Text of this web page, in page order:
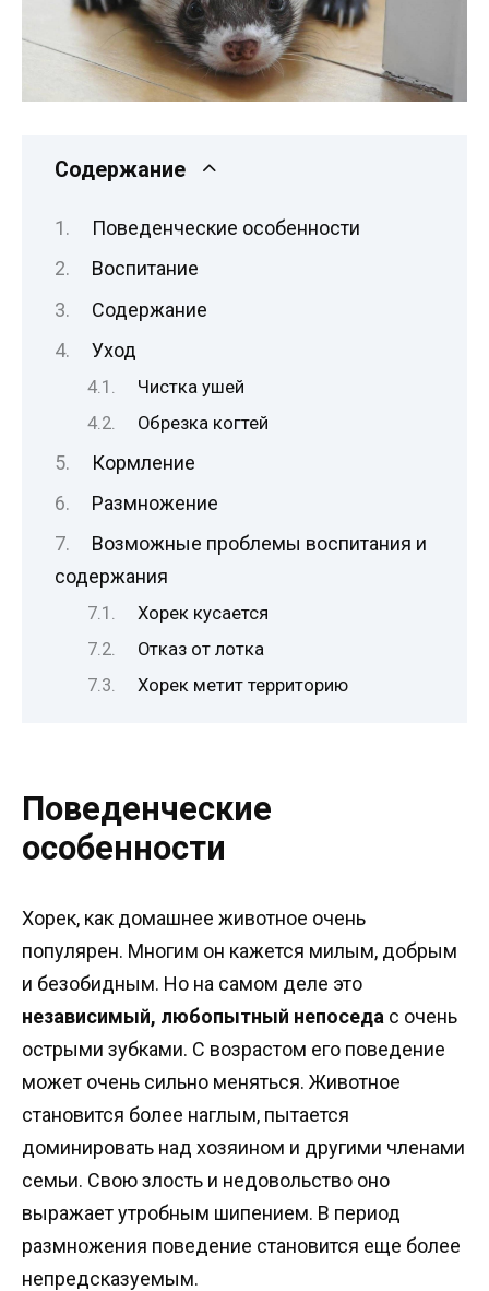
Содержание
Поведенческие особенности
Воспитание
Содержание
Уход
Чистка ушей
Обрезка когтей
Кормление
Размножение
Возможные проблемы воспитания и
содержания
Хорек кусается
Отказ от лотка
Хорек метит территорию
Поведенческие
особенности
Хорек, как домашнее животное очень
популярен. Многим он кажется милым, добрым
и безобидным. Но на самом деле это
независимый, любопытный непоседа с очень
острыми зубками. С возрастом его поведение
может очень сильно меняться. Животное
становится более наглым, пытается
доминировать над хозяином и другими членами
семьи. Свою злость и недовольство оно
выражает утробным шипением. В период
размножения поведение становится еще более
непредсказуемым.